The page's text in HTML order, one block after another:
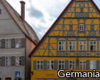
Germania